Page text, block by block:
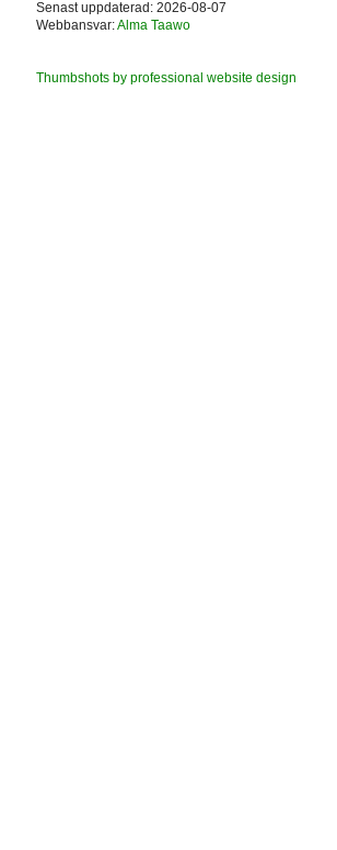
Senast uppdaterad: 2026-08-07
Webbansvar:Alma Taawo
Thumbshots by professional website design